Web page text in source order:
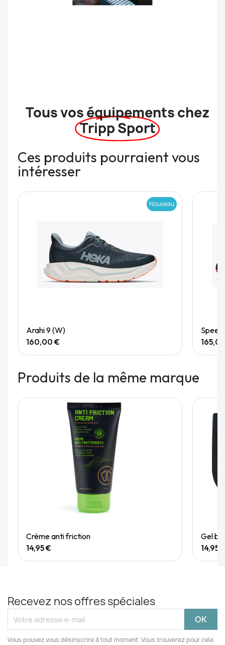
Tous vos équipements chez
Tripp Sport
Ces produits pourraient vous
intéresser
Nouveau
Arahi 9 (W)
160,00 €
Produits de la même marque
Quick View
Crème anti friction
14,95 €
Gel
14,95
Recevez nos offres spéciales
Vous pouvez vous désinscrire à tout moment. Vous trouverez pour cela